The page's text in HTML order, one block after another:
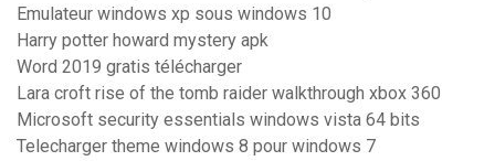
Emulateur windows xp sous windows 10
Harry potter howard mystery apk
Word 2019 gratis télécharger
Lara croft rise of the tomb raider walkthrough xbox 360
Microsoft security essentials windows vista 64 bits
Telecharger theme windows 8 pour windows 7